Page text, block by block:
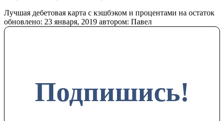
Лучшая дебетовая карта с кэшбэком и процентами на остаток
обновлено: 23 января, 2019 автором: Павел
Подпишись!